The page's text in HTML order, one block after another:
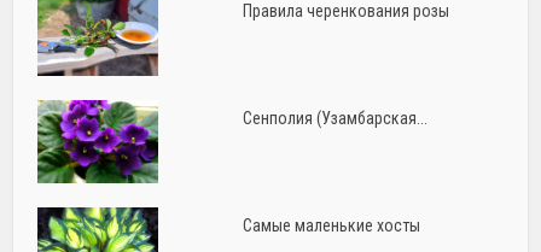
Правила черенкования розы
Сенполия (Узамбарская...
Самые маленькие хосты